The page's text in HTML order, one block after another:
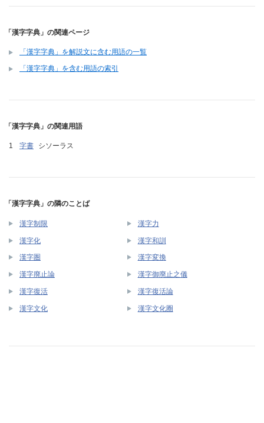
「漢字字典」の関連ページ
「漢字字典」を解説文に含む用語の一覧
「漢字字典」を含む用語の索引
「漢字字典」の関連用語
字書 シソーラス
「漢字字典」の隣のことば
漢字制限 漢字力
漢字化 漢字和訓
漢字圏 漢字変換
漢字廃止論 漢字御廃止之儀
漢字復活 漢字復活論
漢字文化 漢字文化圈